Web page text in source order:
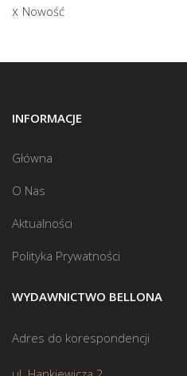
Nowość
INFORMACJE
Główna
O Nas
Aktualności
Polityka Prywatności
WYDAWNICTWO BELLONA
Adres do korespondencji